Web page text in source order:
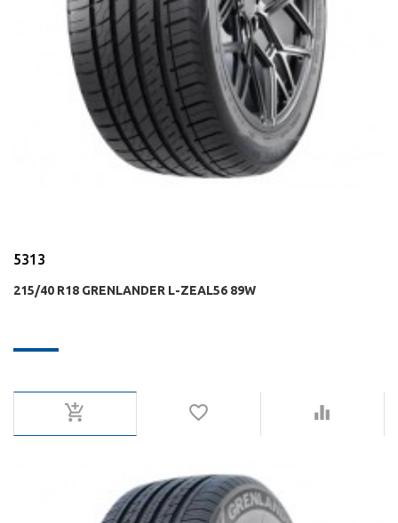
5313
215/40 R18 GRENLANDER L-ZEAL56 89W